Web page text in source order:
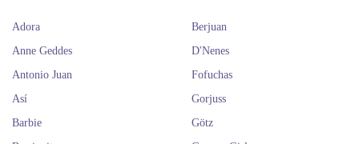
Adora
Anne Geddes
Antonio Juan
Así
Barbie
Berjuan
D'Nenes
Fofuchas
Gorjuss
Götz